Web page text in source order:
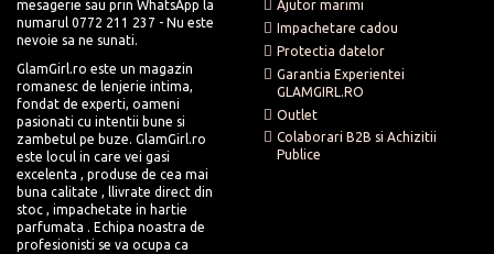
mesagerie sau prin WhatsApp la
numarul 0772 211 237 - Nu este
nevoie sa ne sunati.
GlamGirl.ro este un magazin
romanesc de lenjerie intima,
fondat de experti, oameni
pasionati cu intentii bune si
zambetul pe buze. GlamGirl.ro
este locul in care vei gasi
excelenta , produse de cea mai
buna calitate , llivrate direct din
stoc , impachetate in hartie
parfumata . Echipa noastra de
profesionisti se va ocupa ca
Ajutor marimi
Impachetare cadou
Protectia datelor
Garantia Experientei
GLAMGIRL.RO
Outlet
Colaborari B2B si Achizitii
Publice